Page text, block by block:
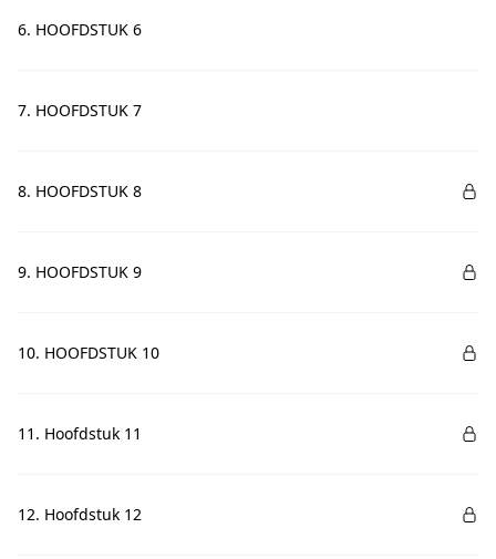
6. HOOFDSTUK 6
7. HOOFDSTUK 7
8. HOOFDSTUK 8
9. HOOFDSTUK 9
10. HOOFDSTUK 10
11. Hoofdstuk 11
12. Hoofdstuk 12